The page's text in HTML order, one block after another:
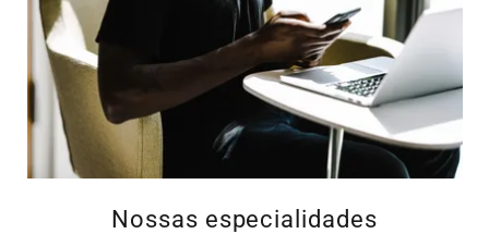
Nossas especialidades